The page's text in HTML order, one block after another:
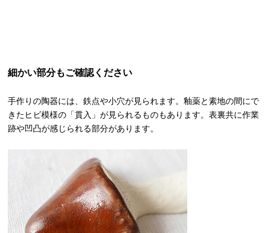
細かい部分もご確認ください
手作りの陶器には、鉄点や小穴が見られます。釉薬と素地の間にで
きたヒビ模様の「貫入」が見られるものもあります。表裏共に作業
跡や凹凸が感じられる部分があります。